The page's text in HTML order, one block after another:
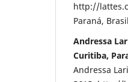
http://
Paraná,
Andressa
Curitiba,
Andressa